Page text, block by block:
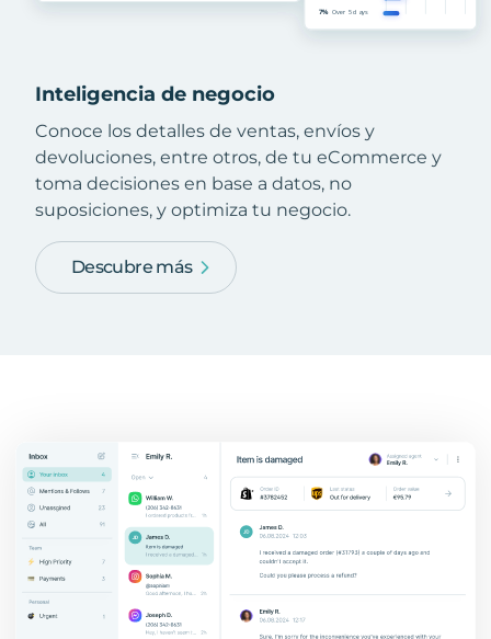
Inteligencia de negocio
Conoce los detalles de ventas, envíos y
devoluciones, entre otros, de tu eCommerce y
toma decisiones en base a datos, no
suposiciones, y optimiza tu negocio.
Descubre más